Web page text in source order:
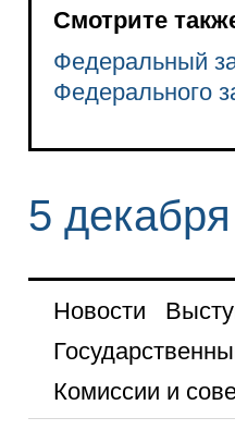
Смотрите
Федеральный
Федерального
5
Новости
Комиссии и